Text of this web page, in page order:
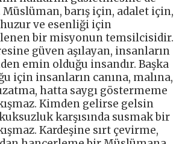
Müslüman, barış için, adalet için,
ve esenliği için
bir misyonun temsilcisidir.
güven aşılayan, insanların
emin olduğu insandır. Başka
için insanların canına, malına,
hatta saygı göstermeme
Kimden gelirse gelsin
karşısında susmak bir
Kardeşine sırt çevirme,